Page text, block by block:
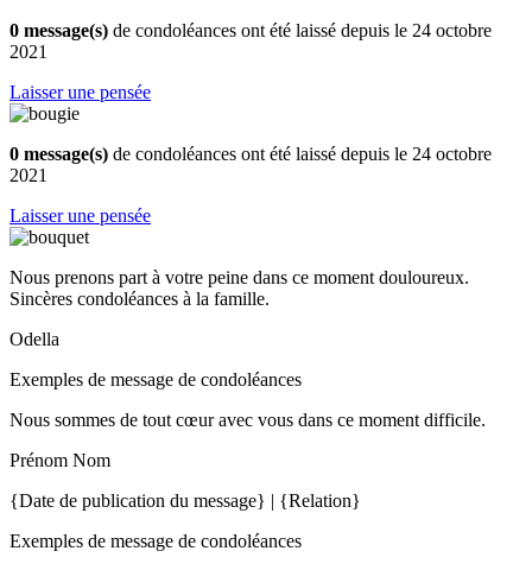
0 message(s) de condoléances ont été laissé depuis le 24 octobre
2021
Laisser une pensée
0 message(s) de condoléances ont été laissé depuis le 24 octobre
2021
Laisser une pensée
Nous prenons part à votre peine dans ce moment douloureux.
Sincères condoléances à la famille.
Odella
Exemples de message de condoléances
Nous sommes de tout cœur avec vous dans ce moment difficile.
Prénom Nom
{Date de publication du message} | {Relation}
Exemples de message de condoléances